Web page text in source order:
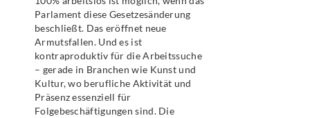
Parlament diese Gesetzesänderung
beschließt. Das eröffnet neue
Armutsfallen. Und es ist
kontraproduktiv für die Arbeitssuche
– gerade in Branchen wie Kunst und
Kultur, wo berufliche Aktivität und
Präsenz essenziell für
Folgebeschäftigungen sind. Die